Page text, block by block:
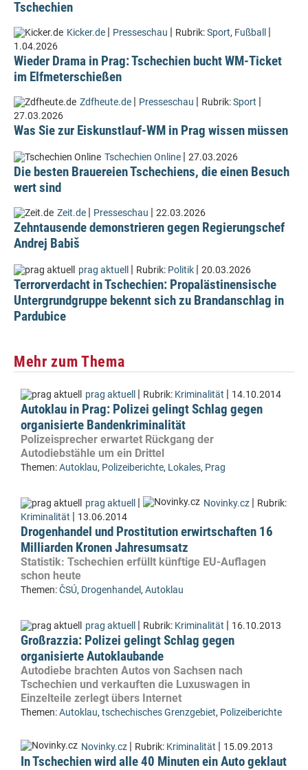
Tschechien
Kicker.de | Presseschau | Rubrik:Sport, Fußball |
1.04.2026
Wieder Drama in Prag: Tschechien bucht WM-Ticket
im Elfmeterschießen
Zdfheute.de | Presseschau | Rubrik:Sport |
27.03.2026
Was Sie zur Eiskunstlauf-WM in Prag wissen müssen
Tschechien Online | 27.03.2026
Die besten Brauereien Tschechiens, die einen Besuch
wert sind
Zeit.de | Presseschau | 22.03.2026
Zehntausende demonstrieren gegen Regierungschef
Andrej Babiš
prag aktuell | Rubrik: Politik | 20.03.2026
Terrorverdacht in Tschechien: Propalästinensische
Untergrundgruppe bekennt sich zu Brandanschlag in
Pardubice
Mehr zum Thema
prag aktuell | Rubrik: Kriminalität | 14.10.2014
Autoklau in Prag: Polizei gelingt Schlag gegen
organisierte Bandenkriminalität
Polizeisprecher erwartet Rückgang der
Autodiebstähle um ein Drittel
Themen:Autoklau, Polizeiberichte, Lokales, Prag
prag aktuell | Novinky.cz | Rubrik:
Kriminalität | 13.06.2014
Drogenhandel und Prostitution erwirtschaften 16
Milliarden Kronen Jahresumsatz
Statistik: Tschechien erfüllt künftige EU-Auflagen
schon heute
Themen:ČSÚ, Drogenhandel, Autoklau
prag aktuell | Rubrik: Kriminalität | 16.10.2013
Großrazzia: Polizei gelingt Schlag gegen
organisierte Autoklaubande
Autodiebe brachten Autos von Sachsen nach
Tschechien und verkauften die Luxuswagen in
Einzelteile zerlegt übers Internet
Themen:Autoklau, tschechisches Grenzgebiet, Polizeiberichte
Novinky.cz | Rubrik: Kriminalität | 15.09.2013
In Tschechien wird alle 40 Minuten ein Auto geklaut